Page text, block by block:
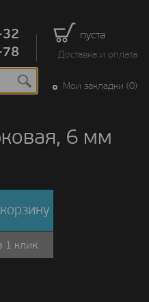
пуста
Доставка и оплата
Мои закладки (0)
6 мм
1 клик